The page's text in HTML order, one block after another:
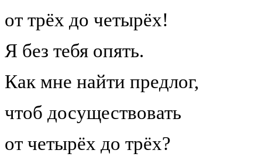
от трёх до четырёх!
Я без тебя опять.
Как мне найти предлог,
чтоб досуществовать
от четырёх до трёх?